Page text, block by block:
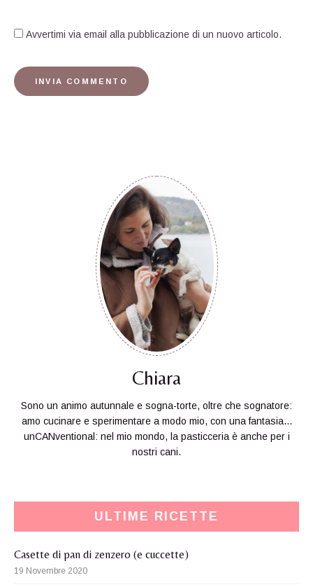
Avvertimi via email alla pubblicazione di un nuovo articolo.
Chiara
Sono un animo autunnale e sogna-torte, oltre che sognatore:
amo cucinare e sperimentare a modo mio, con una fantasia...
unCANventional: nel mio mondo, la pasticceria è anche per i
nostri cani.
ULTIME RICETTE
Casette di pan di zenzero (e cuccette)
19 Novembre 2020